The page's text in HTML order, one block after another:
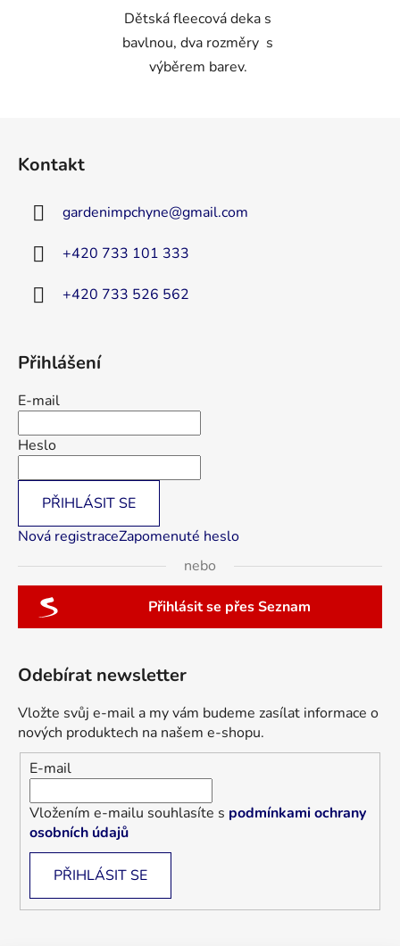
Dětská fleecová deka s
bavlnou, dva rozměry s
výběrem barev.
Kontakt
gardenimpchyne@gmail.com
+420 733 101 333
+420 733 526 562
Přihlášení
E-mail
Heslo
PŘIHLÁSIT SE
Nová registraceZapomenuté heslo
nebo
Přihlásit se přes Seznam
Odebírat newsletter
Vložte svůj e-mail a my vám budeme zasílat informace o
nových produktech na našem e-shopu.
E-mail
Vložením e-mailu souhlasíte s podmínkami ochrany
osobních údajů
PŘIHLÁSIT SE